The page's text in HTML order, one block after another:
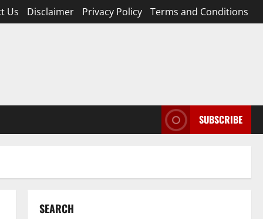
Us Disclaimer Privacy Policy Terms and Conditions
SUBSCRIBE
SEARCH